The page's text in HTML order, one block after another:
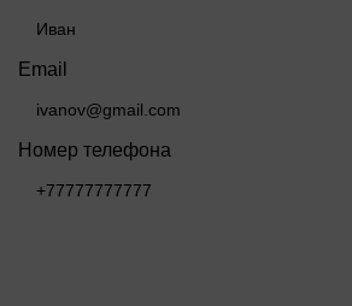
Email
Номер телефона